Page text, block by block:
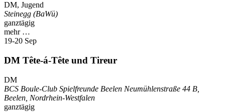
DM, Jugend
Steinegg (BaWü)
ganztägig
mehr …
19-20 Sep
DM Tête-á-Tête und Tireur
DM
BCS Boule-Club Spielfreunde Beelen Neumühlenstraße 44 B,
Beelen, Nordrhein-Westfalen
ganztägig